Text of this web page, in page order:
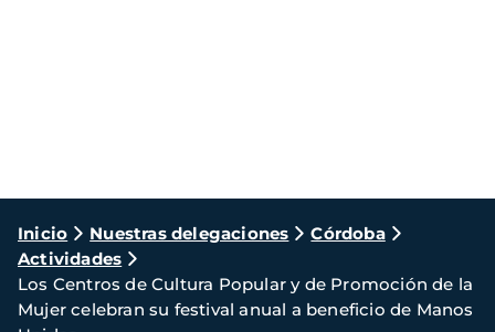
Ruta
de
navegación
Inicio Nuestras delegaciones
Córdoba
Actividades
Los Centros de Cultura Popular y de Promoción de la
Mujer celebran su festival anual a beneficio de Manos